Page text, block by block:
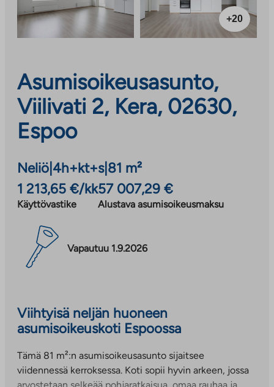
+20
Asumisoikeusasunto,
Viilivati 2, Kera, 02630,
Espoo
Neliö 4h+kt+s| 81 m²
1 213,65 €/kk
Käyttövastike
57 007,29 €
Alustava asumisoikeusmaksu
Vapautuu 1.9.2026
Viihtyisä neljän huoneen
asumisoikeuskoti Espoossa
Tämä 81 m²:n asumisoikeusasunto sijaitsee
viidennessä kerroksessa. Koti sopii hyvin arkeen, jossa